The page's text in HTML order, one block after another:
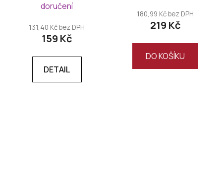
doručení
131,40 Kč bez DPH
159 Kč
DETAIL
180,99 Kč bez DPH
219 Kč
DO KOŠÍKU